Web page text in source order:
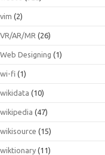
vim (2)
VR/AR/MR (26)
Web Designing (1)
wi-fi (1)
wikidata (10)
wikipedia (47)
wikisource (15)
wiktionary (11)